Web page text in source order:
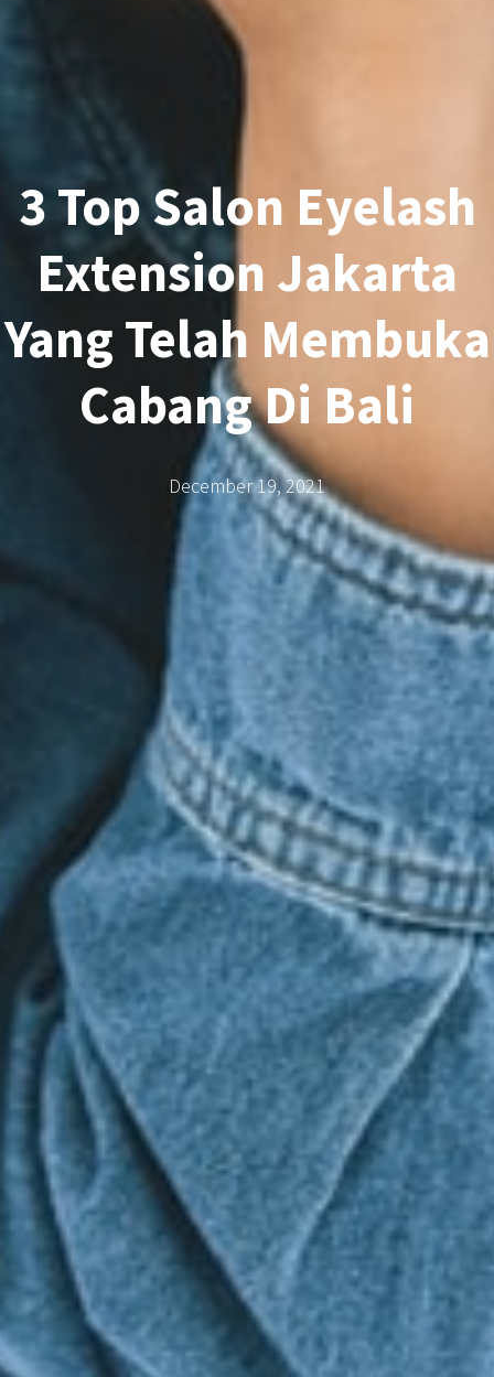
3 Top Salon Eyelash
Extension Jakarta
Yang Telah Membuka
Cabang Di Bali
December 19, 2021